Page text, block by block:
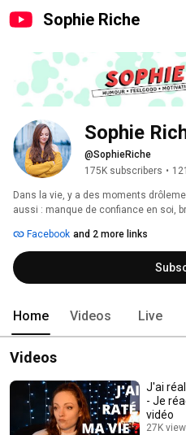
Sophie Riche
Sophie
@SophieRiche
175K subscribers •
Dans la vie, y a des moments
aussi : manque de confiance en soi,
votre vie et la rendre plus chouette,
genre à ma petite échelle hein).
Facebook and 2 more links
Home Videos Live
Videos
J'ai
- Je
vidéo
27K